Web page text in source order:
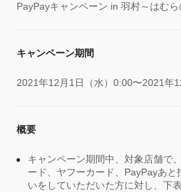
PayPayキャンペーン in 羽村～はむ
キャンペーン期間
2021年12月1日（水）0:00〜2021年
概要
キャンペーン期間中、対象店舗で
ード、ヤフーカード、PayPayあ
いをしていただいた方に対し、下